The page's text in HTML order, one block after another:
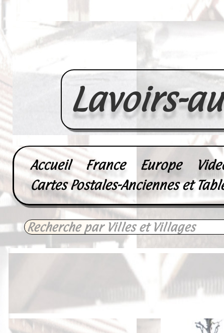
Lavoirs-
Accueil France Europe
Cartes Postales-Anciennes et